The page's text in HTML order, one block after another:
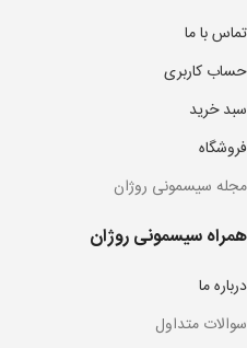
تماس با ما
حساب کاربری
سبد خرید
فروشگاه
مجله سیسمونی روژان
همراه سیسمونی روژان
درباره ما
سوالات متداول